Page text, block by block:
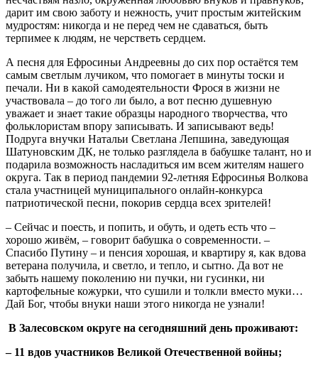
дарит им свою заботу и нежность, учит простым житейским
мудростям: никогда и не перед чем не сдаваться, быть
терпимее к людям, не черстветь сердцем.
А песня для Ефросиньи Андреевны до сих пор остаётся тем
самым светлым лучиком, что помогает в минуты тоски и
печали. Ни в какой самодеятельности Фрося в жизни не
участвовала – до того ли было, а вот песню душевную
уважает и знает такие образцы народного творчества, что
фольклористам впору записывать. И записывают ведь!
Подруга внучки Натальи Светлана Лепшина, заведующая
Шатуновским ДК, не только разглядела в бабушке талант, но и
подарила возможность насладиться им всем жителям нашего
округа. Так в период пандемии 92-летняя Ефросинья Волкова
стала участницей муниципального онлайн-конкурса
патриотической песни, покорив сердца всех зрителей!
– Сейчас и поесть, и попить, и обуть, и одеть есть что –
хорошо живём, – говорит бабушка о современности. –
Спасибо Путину – и пенсия хорошая, и квартиру я, как вдова
ветерана получила, и светло, и тепло, и сытно. Да вот не
забыть нашему поколению ни пучки, ни гусинки, ни
картофельные кожурки, что сушили и толкли вместо муки…
Дай Бог, чтобы внуки наши этого никогда не узнали!
В Залесовском округе на сегодняшний день проживают:
– 11 вдов участников Великой Отечественной войны;